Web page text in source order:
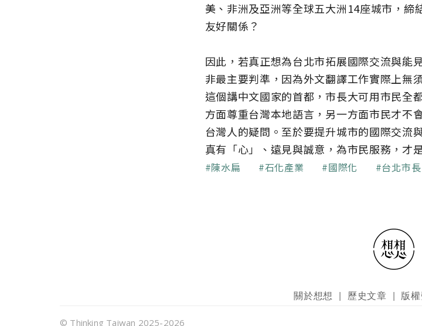
美、非洲及亞洲等全球五大洲14座城市，締
友好關係？
因此，若真正想為台北市拓展國際交流與能
非最主要判準，因為外文翻譯工作實際上無
這個講中文國家的首都，市長大可用市民全
方面尊重台灣本地語言，另一方面市民才不
台灣人的疑問。至於要提升城市的國際交流
真有「心」、遠見與誠意，為市民服務，才
關鍵字
陳水扁 石化產業 國際化 台北市長
關於想想 歷史文章 版
© Thinking Taiwan 2025-2026